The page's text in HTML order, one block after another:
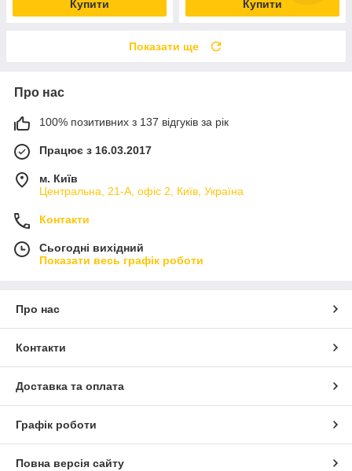
Купити Купити
Показати ще
Про нас
100% позитивних з 137 відгуків за рік
Працює з 16.03.2017
м. Київ
Центральна, 21-А, офіс 2, Київ, Україна
Контакти
Сьогодні вихідний
Показати весь графік роботи
Про нас
Контакти
Доставка та оплата
Графік роботи
Повна версія сайту